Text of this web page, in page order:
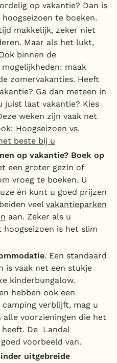
op vakantie? Dan is
te boeken.
makkelijk, zeker niet
Maar als het lukt,
binnen de
maak
zomervakanties. Heeft
Ga dan meteen in
juist laat vakantie? Kies
weken zijn vaak net
Hoogseizoen vs.
beste bij u
op vakantie? Boek op
een groter gezin of
vroeg te boeken. U
én kunt u goed prijzen
veel vakantieparken
aan. Zeker als u
hoogseizoen is het slim
. Een standaard
is vaak net een stukje
kinderbungalow.
hebben ook een
verblijft, mag u
alle voorzieningen die het
De Landal
voorbeeld van.
uitgebreide